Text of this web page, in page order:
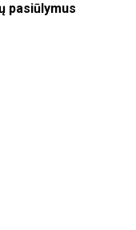
pasiūlymus